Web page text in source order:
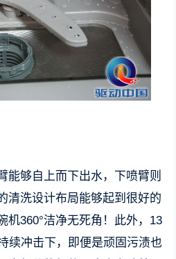
能够自上而下出水，下喷臂则
清洗设计布局能够起到很好的
机360°洁净无死角！此外，13
续冲击下，即便是顽固污渍也